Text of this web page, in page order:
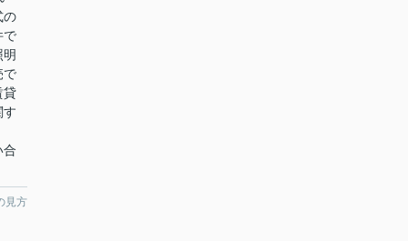
の
で
で
貸
す
合
見方